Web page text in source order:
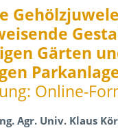
Gärten
Online-
Agr. Univ. Klaus